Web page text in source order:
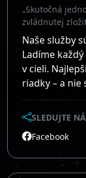
„Skutočná
zvládnutej
Naše služby
Ladíme
v cieli.
riadky – a
SLEDUJTE
Facebook